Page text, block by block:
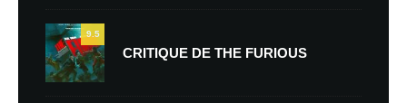
9.5
CRITIQUE DE THE FURIOUS